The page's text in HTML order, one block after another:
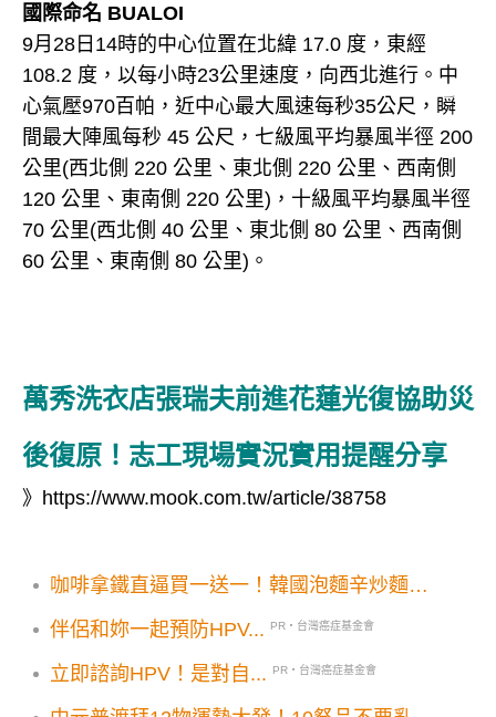
國際命名 BUALOI
9月28日14時的中心位置在北緯 17.0 度，東經
108.2 度，以每小時23公里速度，向西北進行。中
心氣壓970百帕，近中心最大風速每秒35公尺，瞬
間最大陣風每秒 45 公尺，七級風平均暴風半徑 200
公里(西北側 220 公里、東北側 220 公里、西南側
120 公里、東南側 220 公里)，十級風平均暴風半徑
70 公里(西北側 40 公里、東北側 80 公里、西南側
60 公里、東南側 80 公里)。
萬秀洗衣店張瑞夫前進花蓮光復協助災
後復原！志工現場實況實用提醒分享
》 https://www.mook.com.tw/article/38758
咖啡拿鐵直逼買一送一！韓國泡麵辛炒麵冰
伴侶和妳一起預防HPV...
PR・台灣癌症基金會
立即諮詢HPV！是對自... PR・台灣癌症基金會